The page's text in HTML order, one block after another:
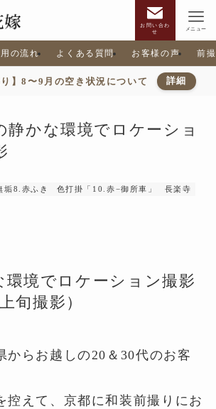
お問い合わ
せ
メニュー
の流れ よくある質問 お客様の声 前
り】8〜9月の空き状況について 詳細
静かな環境でロケーショ
垢8.赤ふき 色打掛「10.赤−御所車」 長楽寺
環境でロケーション撮影
旬撮影）
からお越しの20＆30代のお客
控えて、京都に和装前撮りにお